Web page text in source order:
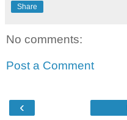
Share
No comments:
Post a Comment
‹